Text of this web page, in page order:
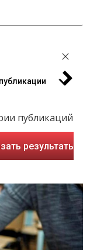
публикаций
результаты